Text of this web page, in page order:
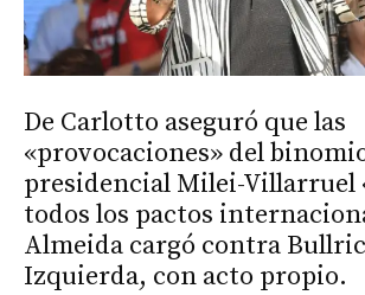
De Carlotto aseguró que las
«provocaciones» del
presidencial Milei-Villarruel
todos los pactos
Almeida cargó contra
Izquierda, con acto propio.